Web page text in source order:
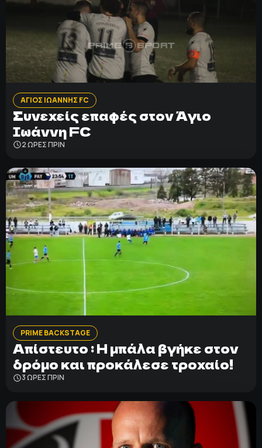
ΑΓΙΟΣ ΙΩΑΝΝΗΣ FC
Συνεχείς επαφές στον Άγιο
Ιωάννη FC
2 ΩΡΕΣ ΠΡΙΝ
PRIME BACKSTAGE
Απίστευτο : Η μπάλα βγήκε στον
δρόμο και προκάλεσε τροχαίο!
3 ΩΡΕΣ ΠΡΙΝ